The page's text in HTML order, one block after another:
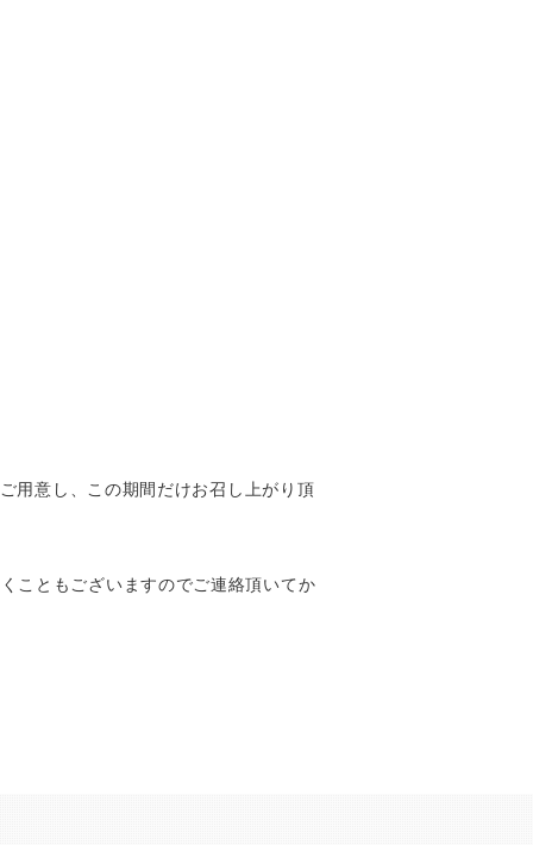
用意し、この期間だけお召し上がり頂
こともございますのでご連絡頂いてか